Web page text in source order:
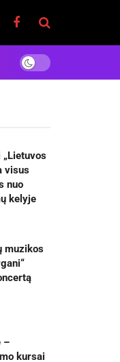
visus
nuo
kelyje
muzikos
–
kursai